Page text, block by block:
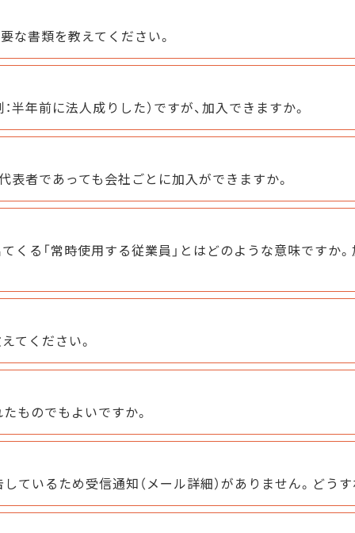
な書類を教えてください。
半年前に法人成りした）ですが、加入できますか。
表者であっても会社ごとに加入ができますか。
くる「常時使用する従業員」とはどのような意味ですか
てください。
ものでもよいですか。
ているため受信通知（メール詳細）がありません。どう